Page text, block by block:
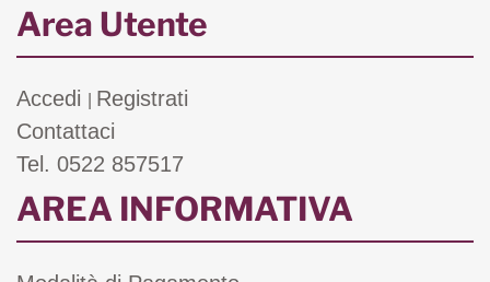
Area Utente
Accedi
Registrati
Contattaci
Tel. 0522 857517
AREA INFORMATIVA